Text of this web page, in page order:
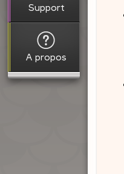
Support
A propos